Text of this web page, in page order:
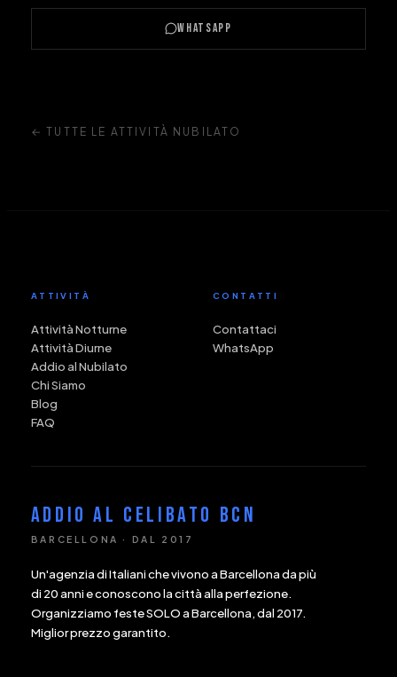
WHATSAPP
← TUTTE LE ATTIVITÀ NUBILATO
ADDIO AL CELIBATO BCN
BARCELLONA · DAL 2017
Un'agenzia di Italiani che vivono a Barcellona da più
di 20 anni e conoscono la città alla perfezione.
Organizziamo feste SOLO a Barcellona, dal 2017.
Miglior prezzo garantito.
ATTIVITÀ
Attività Notturne
Attività Diurne
Addio al Nubilato
Chi Siamo
Blog
FAQ
CONTATTI
Contattaci
WhatsApp